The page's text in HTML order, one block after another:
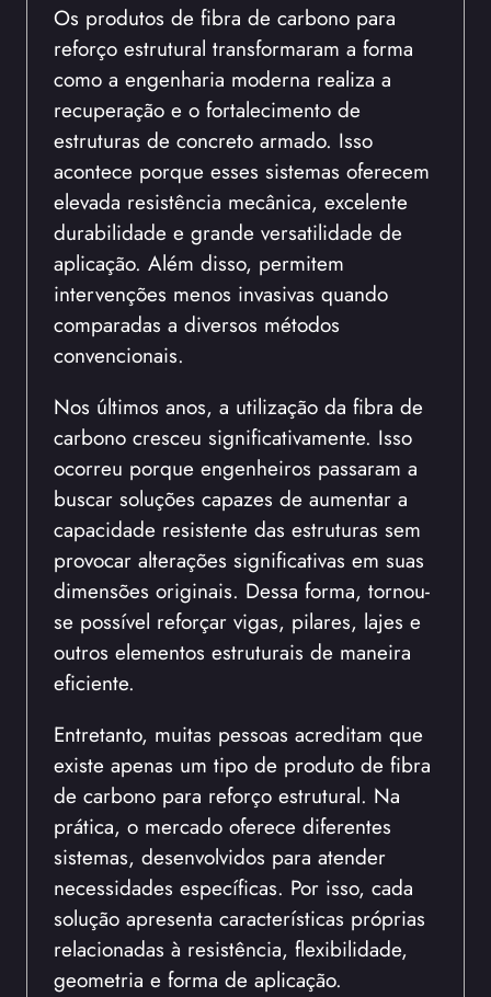
Os produtos de fibra de carbono para
reforço estrutural transformaram a forma
como a engenharia moderna realiza a
recuperação e o fortalecimento de
estruturas de concreto armado. Isso
acontece porque esses sistemas oferecem
elevada resistência mecânica, excelente
durabilidade e grande versatilidade de
aplicação. Além disso, permitem
intervenções menos invasivas quando
comparadas a diversos métodos
convencionais.
Nos últimos anos, a utilização da fibra de
carbono cresceu significativamente. Isso
ocorreu porque engenheiros passaram a
buscar soluções capazes de aumentar a
capacidade resistente das estruturas sem
provocar alterações significativas em suas
dimensões originais. Dessa forma, tornou-
se possível reforçar vigas, pilares, lajes e
outros elementos estruturais de maneira
eficiente.
Entretanto, muitas pessoas acreditam que
existe apenas um tipo de produto de fibra
de carbono para reforço estrutural. Na
prática, o mercado oferece diferentes
sistemas, desenvolvidos para atender
necessidades específicas. Por isso, cada
solução apresenta características próprias
relacionadas à resistência, flexibilidade,
geometria e forma de aplicação.